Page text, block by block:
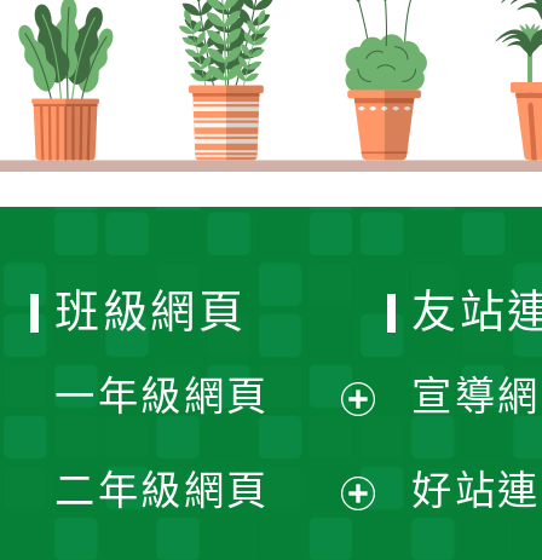
班級網頁
一年級網頁
開
二年級網頁
友站
宣導
好站